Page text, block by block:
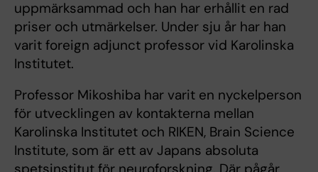
uppmärksammad och han har erhållit en rad
priser och utmärkelser. Under sju år har han
varit foreign adjunct professor vid Karolinska
Institutet.
Professor Mikoshiba har varit en nyckelperson
för utvecklingen av kontakterna mellan
Karolinska Institutet och RIKEN, Brain Science
Institute, som är ett av Japans absoluta